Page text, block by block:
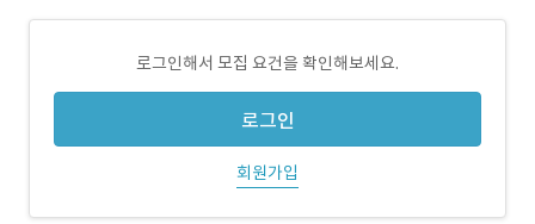
로그인해서 모집 요건을 확인해보세요.
로그인
회원가입